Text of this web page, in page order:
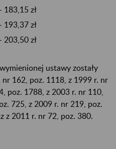
183,15 zł
193,37 zł
203,50 zł
ustawy zostały
nr 162, poz. 1118, z 1999 r. nr
poz. 1788, z 2003 r. nr 110,
725, z 2009 r. nr 219, poz.
z 2011 r. nr 72, poz. 380.